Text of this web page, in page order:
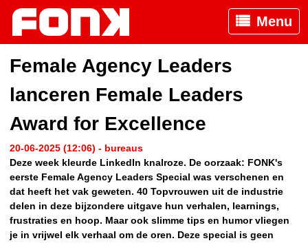
Menu
Female Agency Leaders
lanceren Female Leaders
Award for Excellence
20-06-2025 (12:06) - bureaus
Deze week kleurde LinkedIn knalroze. De oorzaak: FONK's
eerste Female Agency Leaders Special was verschenen en
dat heeft het vak geweten. 40 Topvrouwen uit de industrie
delen in deze bijzondere uitgave hun verhalen, learnings,
frustraties en hoop. Maar ook slimme tips en humor vliegen
je in vrijwel elk verhaal om de oren. Deze special is geen